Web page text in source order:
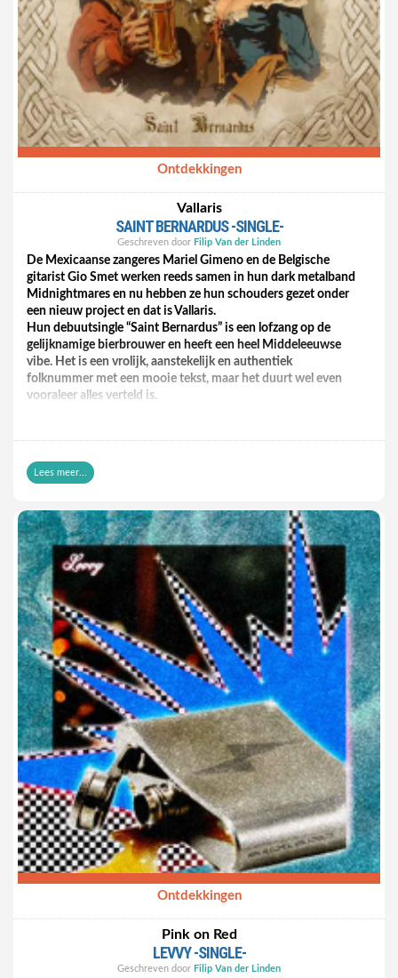
lichtvoetige, tijdloze pop.
Er schuilt veel métier achter deze songs en dat is in tijden van
hapklare AI-synthwave een verademing. Dat ze het ook live
kunnen waarmaken sterkt ons vertrouwen, met dan een extra
bandlid (labelbaas Luc Waegeman) toegevoegd aan het duo.
Het verleden van Sam en Frits in allerlei bands en zijprojecten
maakt dat ze hier misschien net iets makkelijker als
authentieke songschrijvers op de voorgrond kunnen treden
om hun ideeën uit te werken en te laten samensmelten. Hoe
hun rolverdeling in Gare Noir precies in elkaar zit, dat zullen
we binnenkort vast te horen krijgen in allerlei interviews,
maar Sam doet hier mooie dingen als zanger.
Dit is een heel gevarieerd en heel leuk album van een
interessant duo. Dit mag wat ons betreft nog even doorgaan
en zelfs zijn plaats opeisen zodra hun ‘andere’ band opnieuw
op de sporen staat.
https://youtu.be/GdgsFmd7fJU
https://youtu.be/nLPPUnAw2dk
https://youtu.be/eR3coTLTH08
Ontdekkingen
Vallaris
SAINT BERNARDUS -SINGLE-
Geschreven door Filip Van der Linden
De Mexicaanse zangeres Mariel Gimeno en de Belgische
gitarist Gio Smet werken reeds samen in hun dark metalband
Midnightmares en nu hebben ze hun schouders gezet onder
een nieuw project en dat is Vallaris.
Hun debuutsingle “Saint Bernardus” is een lofzang op de
gelijknamige bierbrouwer en heeft een heel Middeleeuwse
vibe. Het is een vrolijk, aanstekelijk en authentiek
folknummer met een mooie tekst, maar het duurt wel even
vooraleer alles verteld is.
maart in The Roxy in Herentals.
Saint Bernardus -single-
https://www.youtube.com/watch?v=op5sUBLkXH8&t=299s
Lees meer...
Ontdekkingen
Pink on Red
LEVVY -SINGLE-
Geschreven door Filip Van der Linden